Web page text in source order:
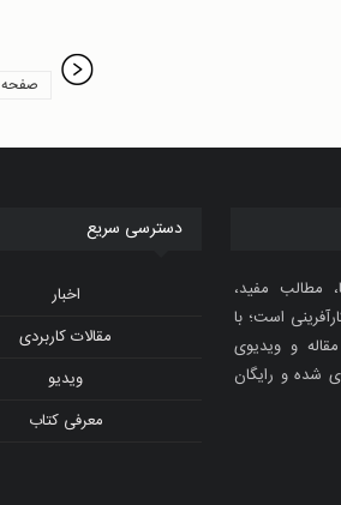
صفحه 1 از 7
مطالب مفید،
است؛ با
عضویت در مدیراینفو می‌توانید به بیش از ۵۰۰ مقاله و ویدیوی
شده و رایگان
دسترسی سریع
اخبار
مقالات کاربردی
ویدیو
معرفی کتاب